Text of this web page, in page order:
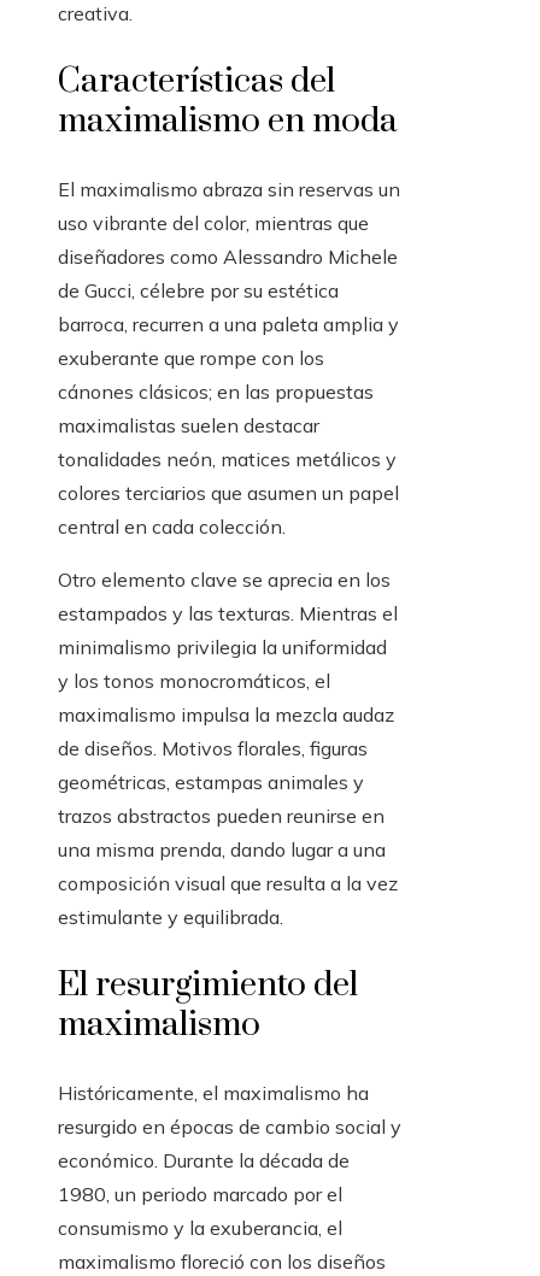
creativa.
Características del
maximalismo en moda
El maximalismo abraza sin reservas un
uso vibrante del color, mientras que
diseñadores como Alessandro Michele
de Gucci, célebre por su estética
barroca, recurren a una paleta amplia y
exuberante que rompe con los
cánones clásicos; en las propuestas
maximalistas suelen destacar
tonalidades neón, matices metálicos y
colores terciarios que asumen un papel
central en cada colección.
Otro elemento clave se aprecia en los
estampados y las texturas. Mientras el
minimalismo privilegia la uniformidad
y los tonos monocromáticos, el
maximalismo impulsa la mezcla audaz
de diseños. Motivos florales, figuras
geométricas, estampas animales y
trazos abstractos pueden reunirse en
una misma prenda, dando lugar a una
composición visual que resulta a la vez
estimulante y equilibrada.
El resurgimiento del
maximalismo
Históricamente, el maximalismo ha
resurgido en épocas de cambio social y
económico. Durante la década de
1980, un periodo marcado por el
consumismo y la exuberancia, el
maximalismo floreció con los diseños